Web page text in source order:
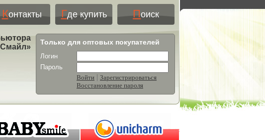
Контакты Где купить Поиск
Только для оптовых покупателей
Логин
Пароль
Войти | Зарегистрироваться
Восстановление пароля